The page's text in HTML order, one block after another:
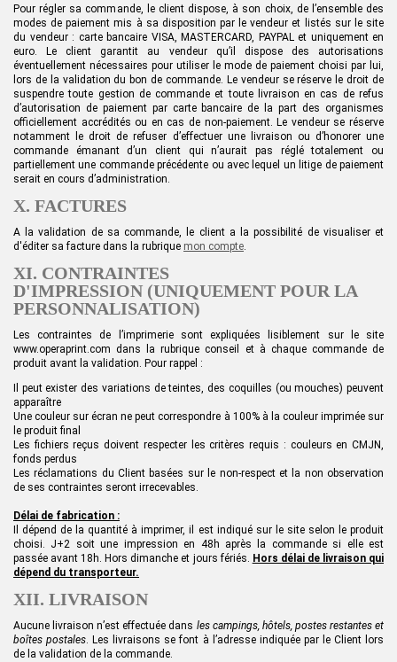
Pour régler sa commande, le clientdispose, à son choix, de l’ensemble des
modes de paiement mis à sa disposition par le vendeur et listés sur le site
du vendeur : carte bancaire VISA, MASTERCARD, PAYPAL et uniquement en
euro. Le client garantit au vendeur qu’il dispose des autorisations
éventuellement nécessaires pour utiliser le mode de paiement choisi par lui,
lors de la validation du bon de commande. Le vendeur se réserve le droit de
suspendre toute gestion de commande et toute livraison en cas de refus
d’autorisation de paiement par carte bancaire de la part des organismes
officiellement accrédités ou en cas de non-paiement. Le vendeur se réserve
notamment le droit de refuser d’effectuer une livraison ou d’honorer une
commande émanant d’un client qui n’aurait pas réglé totalement ou
partiellement une commande précédente ou avec lequel un litige de paiement
serait en cours d’administration.
X. FACTURES
A la validation de sa commande, le client a la possibilité de visualiser et
d'éditer sa facture dans la rubrique mon compte.
XI. CONTRAINTES
D'IMPRESSION (UNIQUEMENT POUR LA
PERSONNALISATION)
Les contraintes de l’imprimerie sont expliquées lisiblement sur le site
www.operaprint.com dans la rubrique conseil et à chaque commande de
produit avant la validation. Pour rappel :
Il peut exister des variations de teintes, des coquilles (ou mouches) peuvent
apparaître
Une couleur sur écran ne peut correspondre à 100% à la couleur imprimée sur
le produit final
Les fichiers reçus doivent respecter les critères requis : couleurs en CMJN,
fonds perdus
Les réclamations du Client basées sur le non-respect et la non observation
de ses contraintes seront irrecevables.
Délai de fabrication :
Il dépend de la quantité à imprimer, il est indiqué sur le site selon le produit
choisi. J+2 soit une impression en 48 h après la commande si elle est
passée avant 18h. Hors dimanche et jours fériés. Hors délai de livraison qui
dépend du transporteur.
XII. LIVRAISON
Aucune livraison n’est effectuée dans les campings, hôtels, postes restantes et
boîtes postales. Les livraisons se font à l’adresse indiquée par le Client lors
de la validation de la commande.